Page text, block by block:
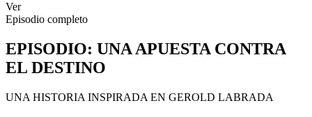
Ver
Episodio completo
EPISODIO: UNA APUESTA CONTRA
EL DESTINO
UNA HISTORIA INSPIRADA EN GEROLD LABRADA